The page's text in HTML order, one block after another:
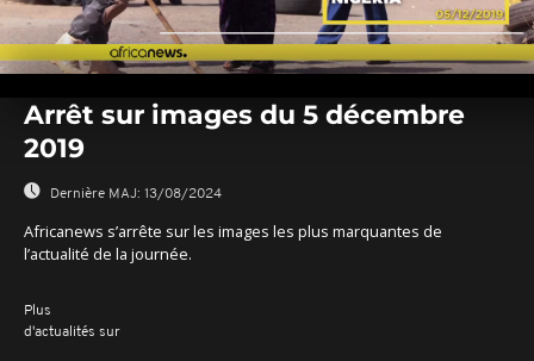
seconds
seconds
Arrêt sur images du 5 décembre
2019
Dernière MAJ: 13/08/2024
Africanews s’arrête sur les images les plus marquantes de
l’actualité de la journée.
Plus
d'actualités sur